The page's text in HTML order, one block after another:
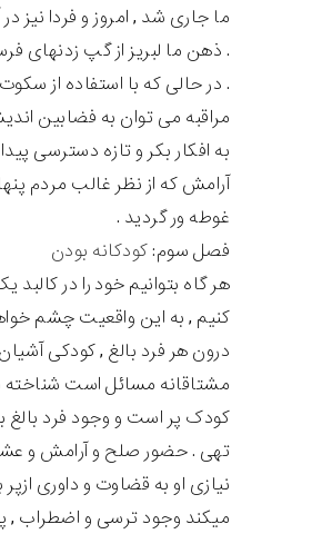
ما جاری شد , امروز و فردا نیز
. ذهن ما لبریز از گپ زدنهای
. در حالی که با استفاده از
مراقبه می توان به فضابین
به افکار بکر و تازه دسترسی
آرامش که از نظر غالب مردم
غوطه ور گردید .
فصل سوم:کودکانه بودن
هر گاه بتوانیم خود را در
کنیم , به این واقعیت چشم
درون هر فرد بالغ , کودکی
مشتاقانه مسائل است شناخته
کودک پر است و وجود فرد بالغ
تهی . حضور صلح و آرامش و
نیازی او به قضاوت و داوری
میکند وجود ترسی و اضطراب ,